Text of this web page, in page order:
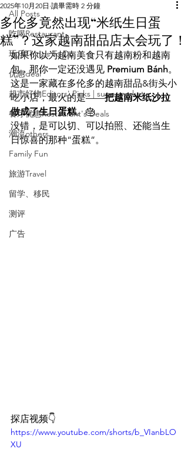
All Posts
吃喝Restaurant
玩乐Things To Do
优惠deal
超市好物Editors' Picks | supermarket
餐厅优惠Restaurant's Deals
潮流others
Family Fun
旅游Travel
留学、移民
测评
广告
多伦多竟然出现“米纸生日蛋
糕”？这家越南甜品店太会玩了！
2025年10月20日 讀畢需時 2 分鐘
如果你以为越南美食只有越南粉和越南
包，那你一定还没遇见 Premium Bánh。
这是一家藏在多伦多的越南甜品&街头小
吃小店，最火的是——把越南米纸沙拉
做成了生日蛋糕。🎂
没错，是可以切、可以拍照、还能当生
日惊喜的那种“蛋糕”。
探店视频👇
https://www.youtube.com/shorts/b_VIanbLO
XU